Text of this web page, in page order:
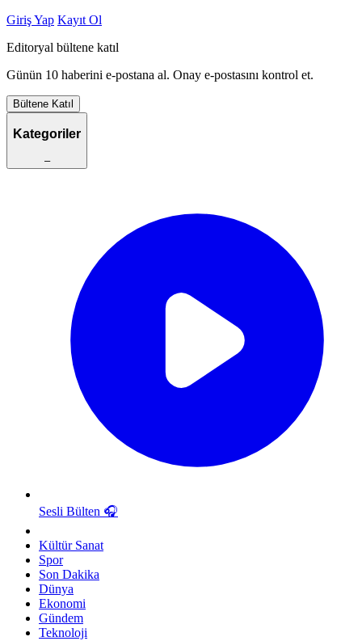
Giriş Yap Kayıt Ol
Editoryal bültene katıl
Günün 10 haberini e-postana al. Onay e-postasını kontrol et.
Bültene Katıl
Kategoriler
–
Sesli Bülten 🎧
Kültür Sanat
Spor
Son Dakika
Dünya
Ekonomi
Gündem
Teknoloji